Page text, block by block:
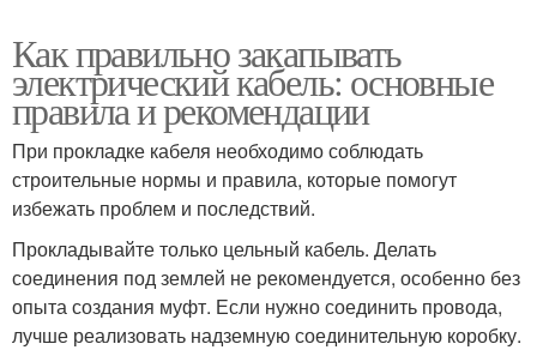
Как правильно закапывать
электрический кабель: основные
правила и рекомендации
При прокладке кабеля необходимо соблюдать
строительные нормы и правила, которые помогут
избежать проблем и последствий.
Прокладывайте только цельный кабель. Делать
соединения под землей не рекомендуется, особенно без
опыта создания муфт. Если нужно соединить провода,
лучше реализовать надземную соединительную коробку.